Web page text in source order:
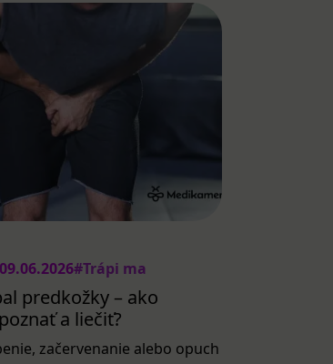
09.06.2026#Trápi ma
predkožky – ako
a liečiť?
začervenanie alebo opuch